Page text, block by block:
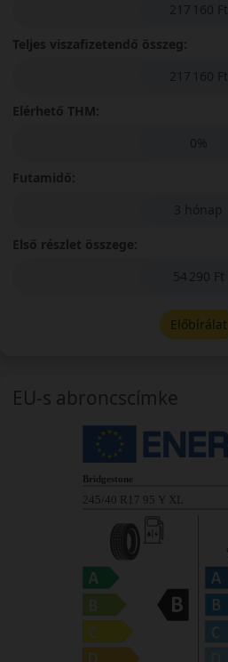
217 160 Ft
Teljes viszafizetendő összeg:
217 160 Ft
Elérhető THM:
0%
Futamidő:
3 hónap
Első részlet összege:
54 290 Ft
Előbírálat
EU-s abroncscímke